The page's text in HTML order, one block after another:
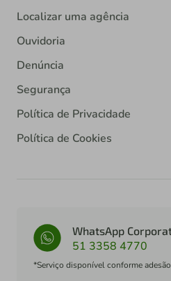
Localizar uma agência
Ouvidoria
Denúncia
Segurança
Política de Privacidade
Política de Cookies
WhatsApp
51 3358 4770
*Serviço disponível conforme